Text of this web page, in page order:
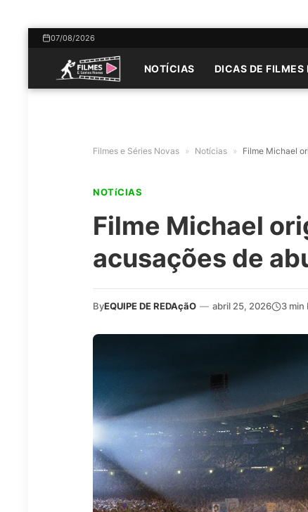
07/08/2026
NOTÍCIAS DICAS DE FILMES
Filmes e Séries Novas » Notícias » Filme Michael
NOTíCIAS
Filme Michael
acusações de
ByEQUIPE DE REDAçãO — abril 25, 2026 3 min